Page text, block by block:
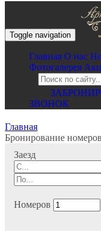
Toggle navigation
Главная O нас
Фотогалерея
ЗВОНОК
Главная
Бронирование номеров
Заезд
Номеров